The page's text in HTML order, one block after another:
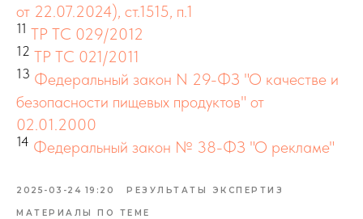
от 22.07.2024), ст.1515, п.1
11 ТР ТС 029/2012
12 ТР ТС 021/2011
13 Федеральный закон N 29-ФЗ "О качестве и
безопасности пищевых продуктов" от
02.01.2000
14 Федеральный закон № 38-ФЗ "О рекламе"
2025-03-24 19:20 РЕЗУЛЬТАТЫ ЭКСПЕРТИЗ
МАТЕРИАЛЫ ПО ТЕМЕ